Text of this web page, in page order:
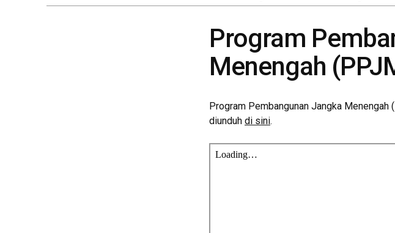
Program
Menengah
Program Pembangunan Jangka
diunduh di sini.